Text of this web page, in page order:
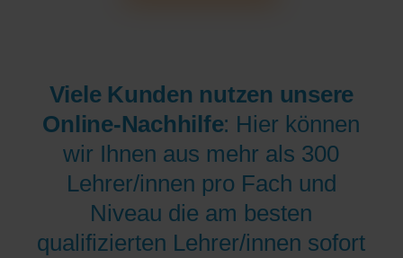
Viele Kunden nutzen unsere
Online-Nachhilfe: Hier können
wir Ihnen aus mehr als 300
Lehrer/innen pro Fach und
Niveau die am besten
qualifizierten Lehrer/innen sofort